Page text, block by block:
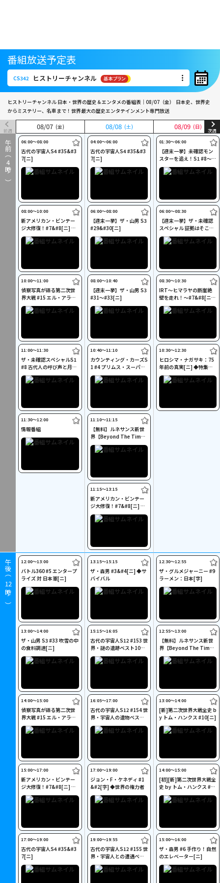
番組放送予定表
CS342 ヒストリーチャンネル
CS342 ヒストリーチャンネル
ヒストリーチャンネル 日本・世界の歴史＆エンタメの番組表｜08/07（金）
日本史、世界史
からミステリー、名車まで！世界最大の歴史エンタテインメント専門放送
08/07 (金) 08/08 (土) 08/09 (日)
前週 次週
午前（
4
時～）
午後（
12
時～）
08/07 (金) 08/08 (土) 08/09 (日)
06:00〜08:00
古代の宇宙人S4 #35&#3
7[ニ]
08:00〜10:00
新アメリカン・ビンテー
ジ大修復！#7&#8[ニ] ◆
プロの流儀
10:00〜11:00
偵察写真が語る第二次世
界大戦 #15 エル・アラメ
イン[ニ]
11:00〜11:30
ザ・未確認スペシャルS1
#8 古代人の呼び声と月面
基地[字]
11:30〜12:00
情報番組
04:00〜06:00
古代の宇宙人S4 #35&#3
7[ニ]
06:00〜08:00
【週末一挙】ザ・山男 S3
#29&#30[ニ]
08:00〜10:40
【週末一挙】ザ・山男 S3
#31～#33[ニ]
10:40〜11:10
カウンティング・カーズS
1 #4 プリムス・スーパー
バード[ニ]
11:10〜11:15
【無料】ルネサンス新世
界【Beyond The Tim
e】#6 文化・芸術の目覚
め
11:15〜13:15
新アメリカン・ビンテー
ジ大修復！#7&#8[ニ] ◆
プロの流儀
01:30〜06:00
【週末一挙】未確認モン
スターを追え！S1 #8～#
12[ニ]
06:00〜08:30
【週末一挙】ザ・未確認
スペシャル 証拠はそこに
ある！S1 #4～#8[字]
08:30〜10:30
IRT～ヒマラヤの断崖絶
壁を走れ！～#7&#8[ニ]
◆トラック野郎
10:30〜12:30
ヒロシマ・ナガサキ：75
年前の真実[ニ] ◆特集：
戦争を問う
12:00〜13:00
バトル360 #5 エンタープ
ライズ 対 日本軍[ニ]
13:00〜14:00
ザ・山男 S3 #33 吹雪の中
の食料調達[ニ]
14:00〜15:00
偵察写真が語る第二次世
界大戦 #15 エル・アラメ
イン[ニ]
15:00〜17:00
新アメリカン・ビンテー
ジ大修復！#7&#8[ニ] ◆
プロの流儀
17:00〜19:00
古代の宇宙人S4 #35&#3
7[ニ]
13:15〜15:15
ザ・森男 #3&#4[ニ] ◆サ
バイバル
15:15〜16:05
古代の宇宙人S12 #153 世
界・謎の遺跡ベスト10
[ニ]
16:05〜17:00
古代の宇宙人S12 #154 世
界・宇宙人の遺物ベスト1
0[ニ]
17:00〜19:00
ジョン・F・ケネディ #1
&#2[字] ◆世界の権力者
19:00〜19:55
古代の宇宙人S12 #155 世
界・宇宙人との遭遇ベス
ト10[ニ]
12:30〜12:55
ザ・グルメジャーニー #9
ラーメン：日本[字]
12:55〜13:00
【無料】ルネサンス新世
界【Beyond The Tim
e】#6 文化・芸術の目覚
め
13:00〜14:00
[新]第二次世界大戦全史 b
y トム・ハンクス #10[ニ]
14:00〜15:00
[初][新]第二次世界大戦全
史 by トム・ハンクス #11
[ニ]
15:00〜16:00
ザ・森男 #6 手作り！自然
のエレベーター[ニ]